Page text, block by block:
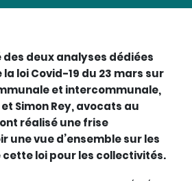
deux analyses dédiées
loi Covid-19 du 23 mars sur
et intercommunale,
Simon Rey, avocats au
réalisé une frise
une vue d’ensemble sur les
loi pour les collectivités.